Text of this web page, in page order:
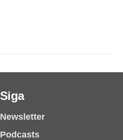
Siga
Newsletter
Podcasts